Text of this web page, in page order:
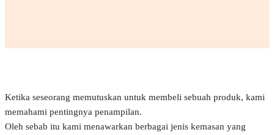
Ketika seseorang memutuskan untuk membeli sebuah produk, kami
memahami pentingnya penampilan.
Oleh sebab itu kami menawarkan berbagai jenis kemasan yang